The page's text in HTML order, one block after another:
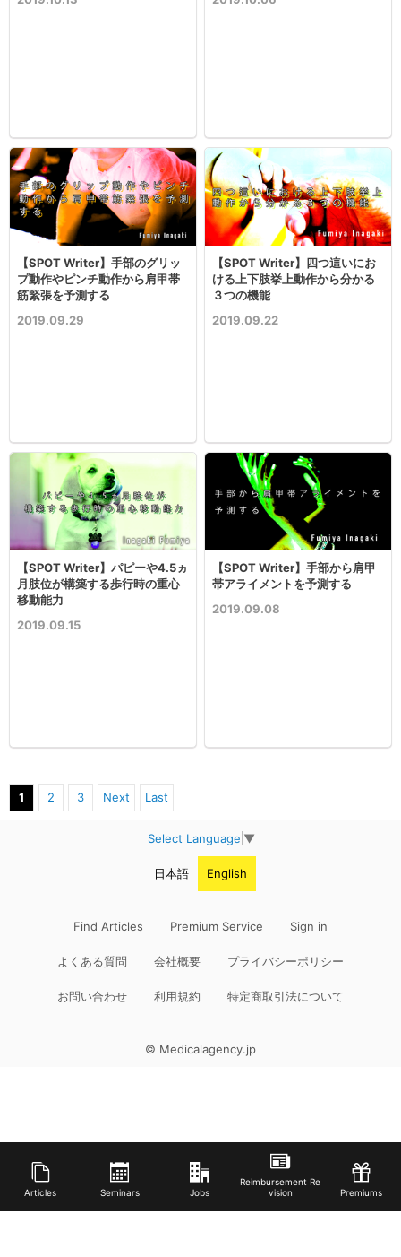
Articles Seminars Jobs
Reimbursement Re
vision
Premiums
【SPOT Writer】手部のグリッ
プ動作やピンチ動作から肩甲帯
筋緊張を予測する
2019.09.29
【SPOT Writer】四つ這いにお
ける上下肢挙上動作から分かる
３つの機能
2019.09.22
【SPOT Writer】パピーや4.5ヵ
月肢位が構築する歩行時の重心
移動能力
2019.09.15
【SPOT Writer】手部から肩甲
帯アライメントを予測する
2019.09.08
1 2 3 Next Last
Select Language ▼
日本語 English
Find Articles Premium Service Sign in
よくある質問 会社概要 プライバシーポリシー
お問い合わせ 利用規約 特定商取引法について
© Medicalagency.jp